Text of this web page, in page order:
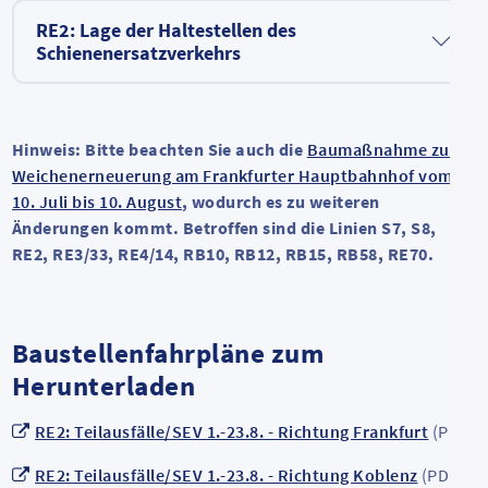
RE2: Lage der Haltestellen des
Schienenersatzverkehrs
Hinweis: Bitte beachten Sie auch die Baumaßnahme zur
Weichenerneuerung am Frankfurter Hauptbahnhof vom
10. Juli bis 10. August, wodurch es zu weiteren
Änderungen kommt. Betroffen sind die Linien S7, S8,
RE2, RE3/33, RE4/14, RB10, RB12, RB15, RB58, RE70.
Baustellenfahrpläne zum
Herunterladen
RE2: Teilausfälle/SEV 1.-23.8. - Richtung Frankfurt (PDF)
RE2: Teilausfälle/SEV 1.-23.8. - Richtung Koblenz (PDF)